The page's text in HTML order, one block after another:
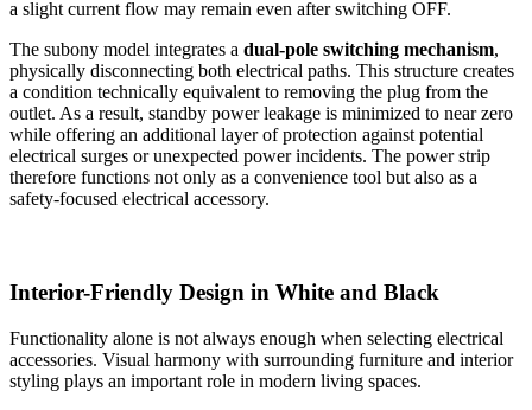
a slight current flow may remain even after switching OFF.
The subony model integrates a dual-pole switching mechanism,
physically disconnecting both electrical paths. This structure creates
a condition technically equivalent to removing the plug from the
outlet. As a result, standby power leakage is minimized to near zero
while offering an additional layer of protection against potential
electrical surges or unexpected power incidents. The power strip
therefore functions not only as a convenience tool but also as a
safety-focused electrical accessory.
Interior-Friendly Design in White and Black
Functionality alone is not always enough when selecting electrical
accessories. Visual harmony with surrounding furniture and interior
styling plays an important role in modern living spaces.